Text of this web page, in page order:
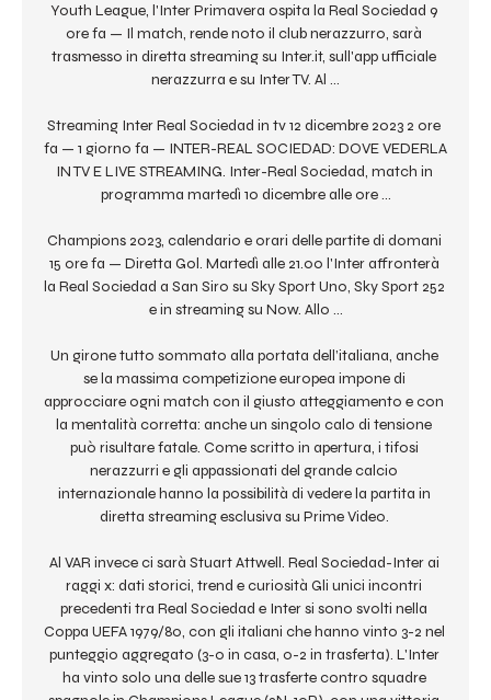
Youth League, l'Inter Primavera ospita la Real Sociedad 9
ore fa — Il match, rende noto il club nerazzurro, sarà
trasmesso in diretta streaming su Inter.it, sull'app ufficiale
nerazzurra e su Inter TV. Al ...
Streaming Inter Real Sociedad in tv 12 dicembre 2023 2 ore
fa — 1 giorno fa — INTER-REAL SOCIEDAD: DOVE VEDERLA
IN TV E LIVE STREAMING. Inter-Real Sociedad, match in
programma martedì 10 dicembre alle ore ...
Champions 2023, calendario e orari delle partite di domani
15 ore fa — Diretta Gol. Martedì alle 21.00 l'Inter affronterà
la Real Sociedad a San Siro su Sky Sport Uno, Sky Sport 252
e in streaming su Now. Allo ...
Un girone tutto sommato alla portata dell’italiana, anche
se la massima competizione europea impone di
approcciare ogni match con il giusto atteggiamento e con
la mentalità corretta: anche un singolo calo di tensione
può risultare fatale. Come scritto in apertura, i tifosi
nerazzurri e gli appassionati del grande calcio
internazionale hanno la possibilità di vedere la partita in
diretta streaming esclusiva su Prime Video.
Al VAR invece ci sarà Stuart Attwell. Real Sociedad-Inter ai
raggi x: dati storici, trend e curiosità Gli unici incontri
precedenti tra Real Sociedad e Inter si sono svolti nella
Coppa UEFA 1979/80, con gli italiani che hanno vinto 3-2 nel
punteggio aggregato (3-0 in casa, 0-2 in trasferta). L'Inter
ha vinto solo una delle sue 13 trasferte contro squadre